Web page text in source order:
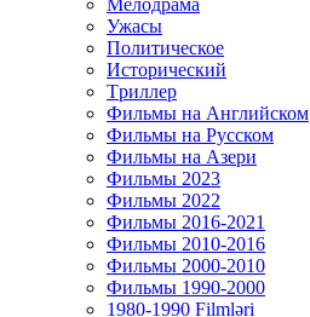
Мелодрама
Ужасы
Политическое
Исторический
Tриллер
Фильмы на Английском
Фильмы на Русском
Фильмы на Азери
Фильмы 2023
Фильмы 2022
Фильмы 2016-2021
Фильмы 2010-2016
Фильмы 2000-2010
Фильмы 1990-2000
1980-1990 Filmləri